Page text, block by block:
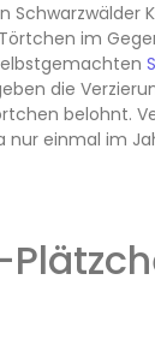
im
die
belohnt.
nur einmal im